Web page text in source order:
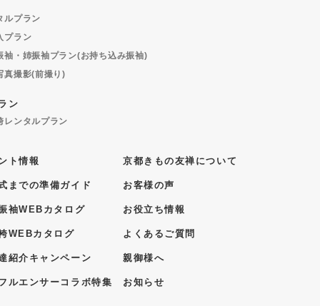
ルプラン
プラン
袖・姉振袖プラン(お持ち込み振袖)
真撮影(前撮り)
ン
レンタルプラン
ト情報
までの準備ガイド
袖WEBカタログ
WEBカタログ
紹介キャンペーン
ルエンサーコラボ特集
京都きもの友禅について
お客様の声
お役立ち情報
よくあるご質問
親御様へ
お知らせ